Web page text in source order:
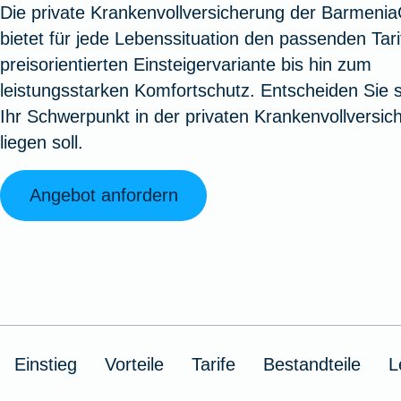
Oldtimerversicherung
Zur Produktübersicht
Jagd-
Jäger-
Augenzusatzversicherung
Zur Produktübersicht
Zur
Zur
Vermögensschadenversicherung
Cyber-Versicherung
Kunstversicherung
Zur Serviceübersicht
Die private Krankenvollversicherung der
bietet für jede Lebenssituation den passenden
preisorientierten Einsteigervariante bis hin zum
leistungsstarken Komfortschutz. Entscheiden Sie
Ihr Schwerpunkt in der privaten
liegen soll.
Angebot anfordern
Einstieg Vorteile Tarife Bestandteile